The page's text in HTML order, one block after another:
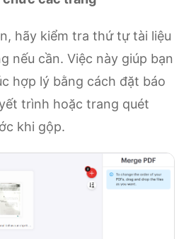
hãy kiểm tra thứ tự tài liệu
nếu cần. Việc này giúp bạn
hợp lý bằng cách đặt báo
trình hoặc trang quét
khi gộp.